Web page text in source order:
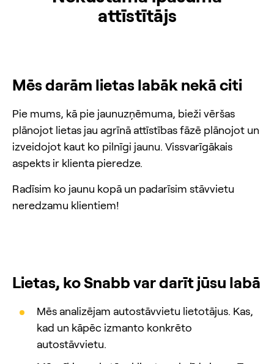
attīstītājs
Mēs darām lietas labāk nekā citi
Pie mums, kā pie jaunuzņēmuma, bieži vēršas
plānojot lietas jau agrīnā attīstības fāzē plānojot un
izveidojot kaut ko pilnīgi jaunu. Vissvarīgākais
aspekts ir klienta pieredze.
Radīsim ko jaunu kopā un padarīsim stāvvietu
neredzamu klientiem!
Lietas, ko Snabb var darīt jūsu labā
Mēs analizējam autostāvvietu lietotājus. Kas,
kad un kāpēc izmanto konkrēto
autostāvvietu.